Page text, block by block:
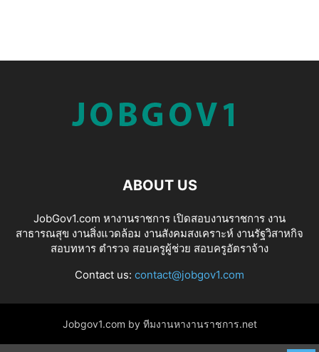
ABOUT US
JobGov1.com หางานราชการ เปิดสอบงานราชการ งาน
สาธารณสุข งานสิ่งแวดล้อม งานสังคมสงเคราะห์ งานรัฐวิสาหกิจ
สอบทหาร ตำรวจ สอบครูผู้ช่วย สอบครูอัตราจ้าง
Contact us: contact@jobgov1.com
Jobgov1.com by ทีมงานหางานราชการ.net